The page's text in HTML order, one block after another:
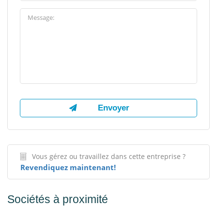
Vous gérez ou travaillez dans cette entreprise ?
Revendiquez maintenant!
Sociétés à proximité